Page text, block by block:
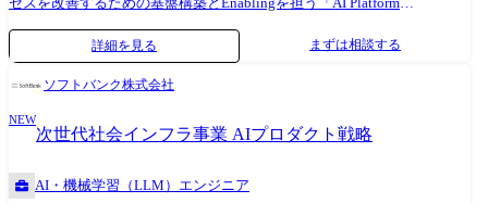
ションの選定、社内導入 ・データ基盤の高度化: RAGの構築、セマンテ
ィックレイヤーの設計、データパイプラインの整備 ・LLM Opsの確立:
継続的に精度を向上させ、安全に運用するための仕組みづくり ・(マネー
ジャー候補として) AI戦略の策定、チームビルディング、プロジェクトマ
担当する業務内容が変更となる場合があります
Engineering」チームを新設しました。 本ポジションは、単なる社内ツー
ル導入に留まりません。社内に散在する膨大なデータ（BigQuery、
を構築できる「AIプラットフォーム」のエンジニアリングを担当しま
す。 また、基盤構築だけでなく、導入支援も行います。業務プロセスの
可視化・ドメイン知識の言語化から現場向けハンズオン・ショーケース
を通じた成功事例の横展開まで、グローバル最先端の技術情報を収集・
詳細を見る まずは相談する
ソフトバンク株式会社
NEW
次世代社会インフラ事業 AIプロダクト戦略
AI・機械学習（LLM）エンジニア